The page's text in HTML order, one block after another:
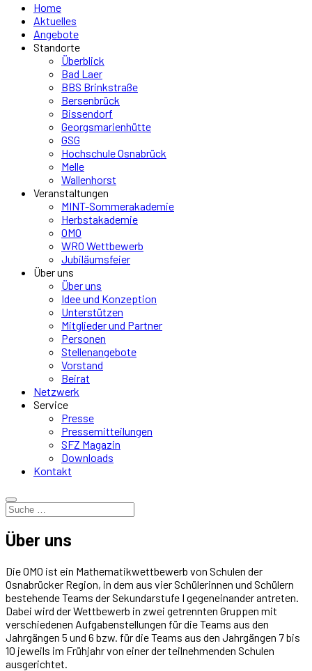
Home
Aktuelles
Angebote
Standorte
Überblick
Bad Laer
BBS Brinkstraße
Bersenbrück
Bissendorf
Georgsmarienhütte
GSG
Hochschule Osnabrück
Melle
Wallenhorst
Veranstaltungen
MINT-Sommerakademie
Herbstakademie
OMO
WRO Wettbewerb
Jubiläumsfeier
Über uns
Über uns
Idee und Konzeption
Unterstützen
Mitglieder und Partner
Personen
Stellenangebote
Vorstand
Beirat
Netzwerk
Service
Presse
Pressemitteilungen
SFZ Magazin
Downloads
Kontakt
Über uns
Die OMO ist ein Mathematikwettbewerb von Schulen der
Osnabrücker Region, in dem aus vier Schülerinnen und Schülern
bestehende Teams der Sekundarstufe I gegeneinander antreten.
Dabei wird der Wettbewerb in zwei getrennten Gruppen mit
verschiedenen Aufgabenstellungen für die Teams aus den
Jahrgängen 5 und 6 bzw. für die Teams aus den Jahrgängen 7 bis
10 jeweils im Frühjahr von einer der teilnehmenden Schulen
ausgerichtet.